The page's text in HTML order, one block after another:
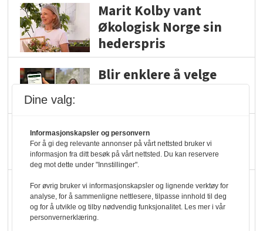
Marit Kolby vant
Økologisk Norge sin
hederspris
Blir enklere å velge
økologisk i butikkhylla
Kolonihagen sliter
med å få tak i nok melk
Rapport: Økokundene
er klare! Er markedet
det?
Dine valg:
Informasjonskapsler og personvern
For å gi deg relevante annonser på vårt nettsted bruker vi
informasjon fra ditt besøk på vårt nettsted. Du kan reservere
deg mot dette under "Innstillinger".
For øvrig bruker vi informasjonskapsler og lignende verktøy for
analyse, for å sammenligne nettlesere, tilpasse innhold til deg
og for å utvikle og tilby nødvendig funksjonalitet. Les mer i vår
personvernerklæring.